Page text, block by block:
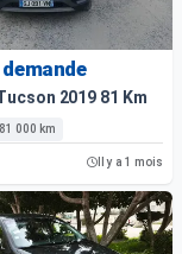
2019 81 Km
81 000 km
Il y a 1 mois